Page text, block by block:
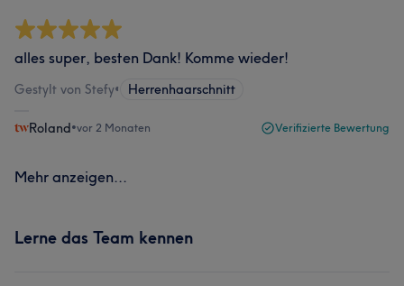
alles super, besten Dank! Komme wieder!
Gestylt von Stefy• Herrenhaarschnitt
Roland•vor 2 Monaten Verifizierte Bewertung
Mehr anzeigen...
Lerne das Team kennen